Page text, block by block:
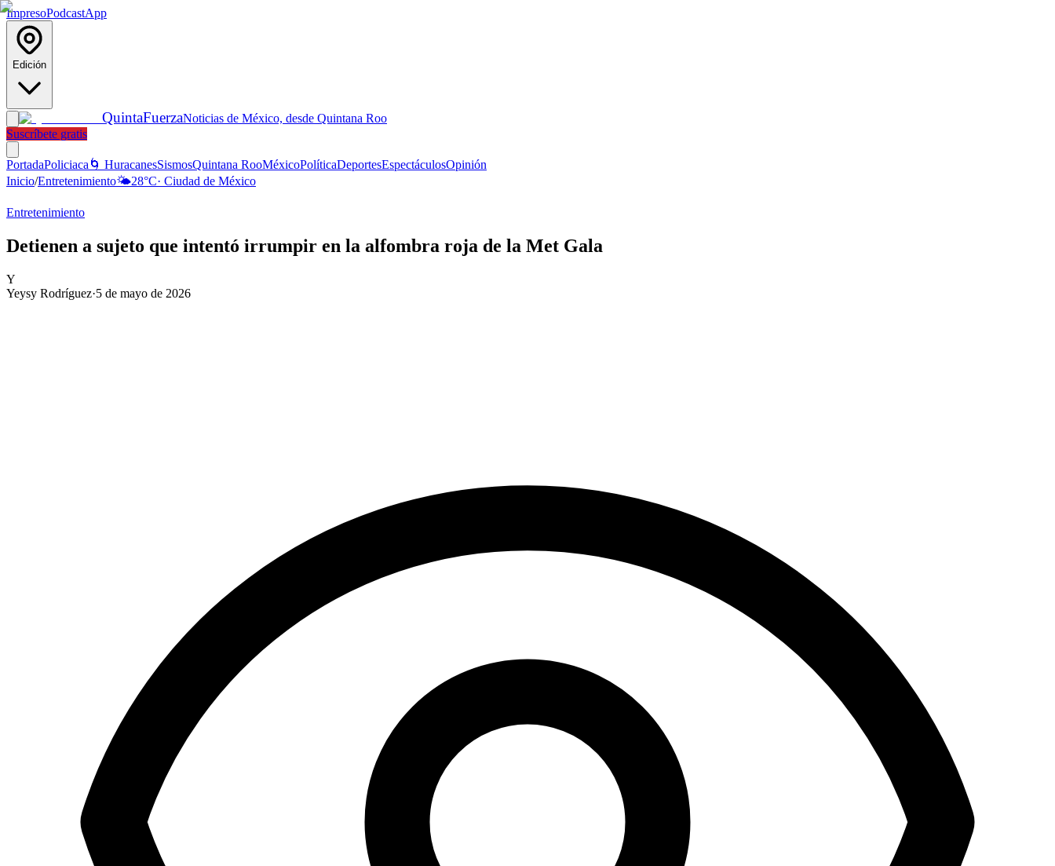
ImpresoPodcastApp
Edición
QuintaFuerzaNoticias de México, desde Quintana Roo
Suscríbete gratis
PortadaPoliciaca 🌀 HuracanesSismosQuintana RooMéxicoPolíticaDeportesEspectáculosOpinión
Inicio/Entretenimiento🌤️28°C· Ciudad de México
Entretenimiento
Detienen a sujeto que intentó irrumpir en la alfombra roja de la Met Gala
Y
Yeysy Rodríguez·5 de mayo de 2026